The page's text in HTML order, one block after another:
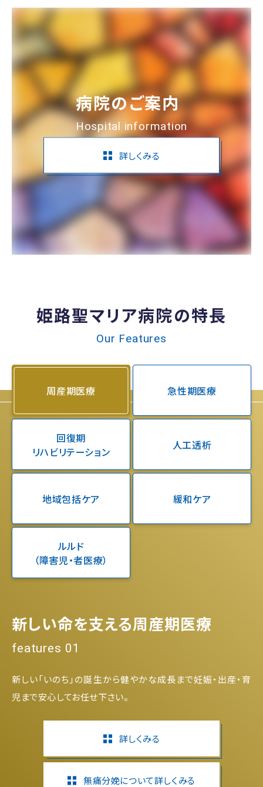
病院のご案内
Hospital information
詳しくみる
姫路聖マリア病院の特長
Our Features
周産期医療 急性期医療
回復期
リハビリテーション
人工透析
地域包括ケア 緩和ケア
ルルド
（障害児・者医療）
新しい命を支える周産期医療
features 01
新しい「いのち」の誕生から健やかな成長まで妊娠・出産・育
児まで安心してお任せ下さい。
詳しくみる
無痛分娩について詳しくみる